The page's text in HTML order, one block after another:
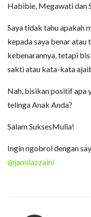
Habibie, Megawati dan
Saya tidak tahu apakah
kepada saya benar atau
kebenarannya, tetapi
sakti atau kata-kata
Nah, bisikan positif apa
telinga Anak Anda?
Salam SuksesMulia!
Ingin ngobrol dengan
@jamilazzaini